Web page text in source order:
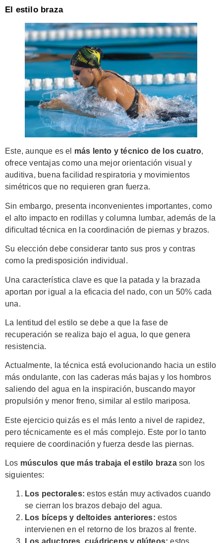
El estilo braza
Este, aunque es el más lento y técnico de los cuatro,
ofrece ventajas como una mejor orientación visual y
auditiva, buena facilidad respiratoria y movimientos
simétricos que no requieren gran fuerza.
Sin embargo, presenta inconvenientes importantes, como
el alto impacto en rodillas y columna lumbar, además de la
dificultad técnica en la coordinación de piernas y brazos.
Su elección debe considerar tanto sus pros y contras
como la predisposición individual.
Una característica clave es que la patada y la brazada
aportan por igual a la eficacia del nado, con un 50% cada
una.
La lentitud del estilo se debe a que la fase de
recuperación se realiza bajo el agua, lo que genera
resistencia.
Actualmente, la técnica está evolucionando hacia un estilo
más ondulante, con las caderas más bajas y los hombros
saliendo del agua en la inspiración, buscando mayor
propulsión y menor freno, similar al estilo mariposa.
Este ejercicio quizás es el más lento a nivel de rapidez,
pero técnicamente es el más complejo. Este por lo tanto
requiere de coordinación y fuerza desde las piernas.
Los músculos que más trabaja el estilo brazason los
siguientes:
Los pectorales: estos están muy activados cuando
se cierran los brazos debajo del agua.
Los bíceps y deltoides anteriores: estos
intervienen en el retorno de los brazos al frente.